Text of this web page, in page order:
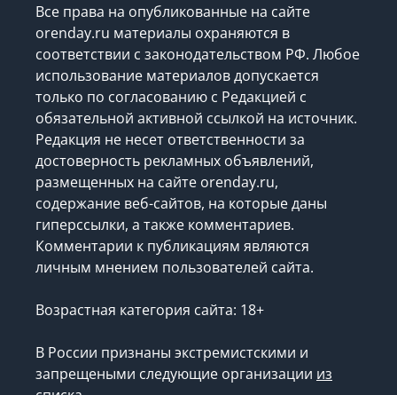
Все права на опубликованные на сайте
orenday.ru материалы охраняются в
соответствии с законодательством РФ. Любое
использование материалов допускается
только по согласованию с Редакцией с
обязательной активной ссылкой на источник.
Редакция не несет ответственности за
достоверность рекламных объявлений,
размещенных на сайте orenday.ru,
содержание веб-сайтов, на которые даны
гиперссылки, а также комментариев.
Комментарии к публикациям являются
личным мнением пользователей сайта.
Возрастная категория сайта: 18+
В России признаны экстремистскими и
запрещеными следующие организации из